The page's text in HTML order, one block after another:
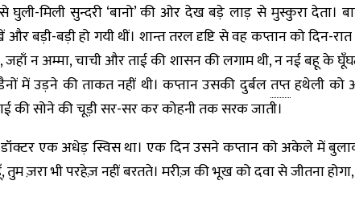
मिली सुन्दरी ‘बानो’ की ओर देख बड़े लाड़ से मुस्कुरा देता।
बड़ी-बड़ी हो गयी थीं। शान्त तरल दृष्टि से वह कप्तान को दिन-
जहाँ न अम्मा, चाची और ताई की शासन की लगाम थी, न नई बहू के
में उड़ने की ताकत नहीं थी। कप्तान उसकी दुर्बलतप्तहथेली को
की सोने की चूड़ी सर-सर कर कोहनी तक सरक जाती।
डॉक्टर एक अधेड़ स्विस था। एक दिन उसने कप्तान को अकेले में
ज़रा भी परहेज़ नहीं बरतते। मरीज़ की भूख को दवा से जीतना